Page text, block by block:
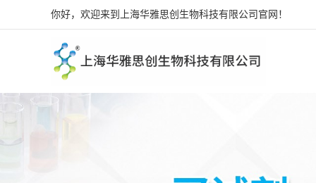
你好，欢迎来到上海华雅思创生物科技有限公司官网！